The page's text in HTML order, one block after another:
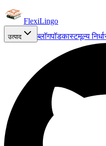
FlexiLingo
उत्पाद ब्लॉगपॉडकास्टमूल्य